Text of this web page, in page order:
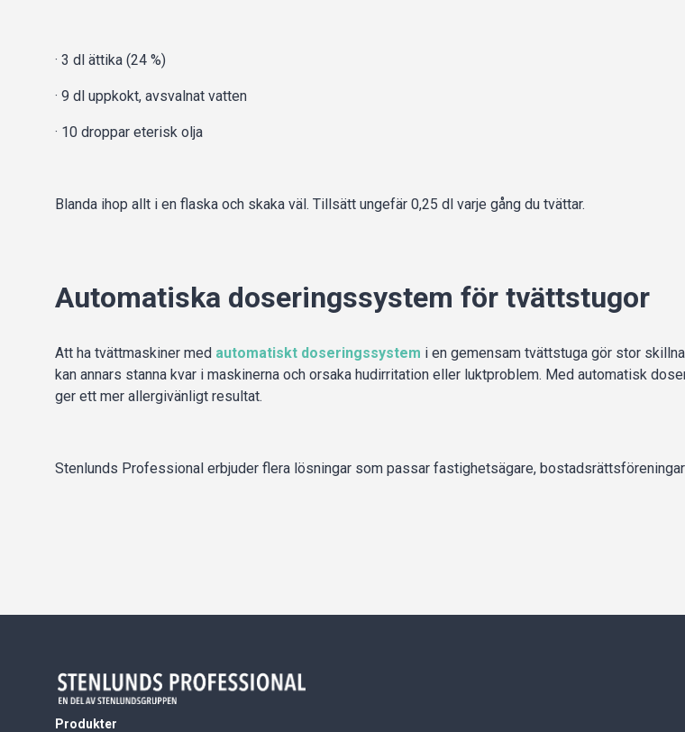
· 3 dl ättika (24 %)
· 9 dl uppkokt, avsvalnat vatten
· 10 droppar eterisk olja
Blanda ihop allt i en flaska och skaka väl. Tillsätt ungefär 0,25 dl varje gång du tvättar.
Automatiska doseringssystem för tvättstugor
Att ha tvättmaskiner med automatiskt doseringssystem i en gemensam tvättstuga gör stor
kan annars stanna kvar i maskinerna och orsaka hudirritation eller luktproblem. Med automatisk
ger ett mer allergivänligt resultat.
Stenlunds Professional erbjuder flera lösningar som passar fastighetsägare,
Produkter